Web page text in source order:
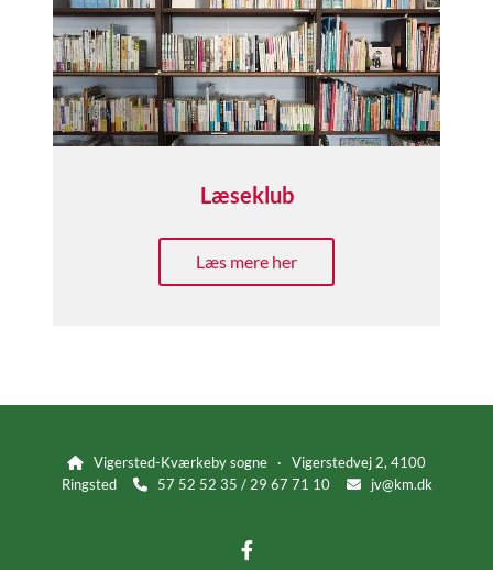
Læseklub
Læs mere her

Vigersted-Kværkeby sogne · Vigerstedvej 2, 4100
Ringsted
57 52 52 35 / 29 67 71 10 jv@km.dk